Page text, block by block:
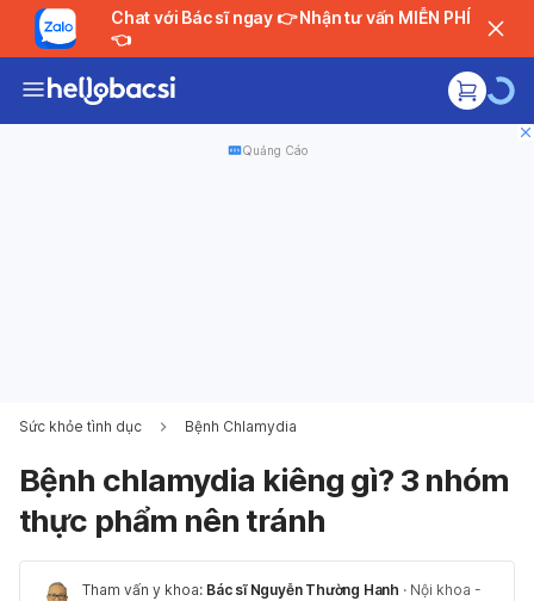
Chat với Bác sĩ ngay 👉 Nhận tư vấn MIỄN PHÍ
👈
Quảng Cáo
Sức khỏe tình dục Bệnh Chlamydia
Bệnh chlamydia kiêng gì? 3 nhóm
thực phẩm nên tránh
Tham vấn y khoa: Bác sĩ Nguyễn Thường Hanh · Nội khoa -